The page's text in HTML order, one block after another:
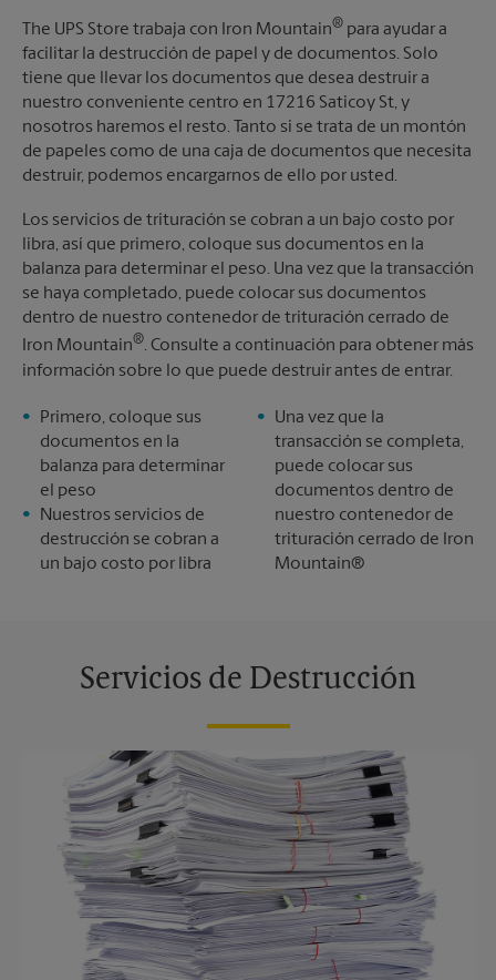
The UPS Store trabaja con Iron Mountain® para ayudar a
facilitar la destrucción de papel y de documentos. Solo
tiene que llevar los documentos que desea destruir a
nuestro conveniente centro en 17216 Saticoy St, y
nosotros haremos el resto. Tanto si se trata de un montón
de papeles como de una caja de documentos que necesita
destruir, podemos encargarnos de ello por usted.
Los servicios de trituración se cobran a un bajo costo por
libra, así que primero, coloque sus documentos en la
balanza para determinar el peso. Una vez que la transacción
se haya completado, puede colocar sus documentos
dentro de nuestro contenedor de trituración cerrado de
Iron Mountain®. Consulte a continuación para obtener más
información sobre lo que puede destruir antes de entrar.
Primero, coloque sus
documentos en la
balanza para determinar
el peso
Nuestros servicios de
destrucción se cobran a
un bajo costo por libra
Una vez que la
transacción se completa,
puede colocar sus
documentos dentro de
nuestro contenedor de
trituración cerrado de Iron
Mountain®
Servicios de Destrucción